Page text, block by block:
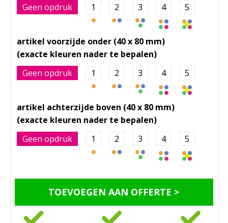
Geen opdruk 1 2 3 4 5
artikel voorzijde onder (40 x 80 mm)
Geen opdruk 1 2 3 4 5
artikel achterzijde boven (40 x 80 mm)
Geen opdruk 1 2 3 4 5
TOEVOEGEN AAN OFFERTE >